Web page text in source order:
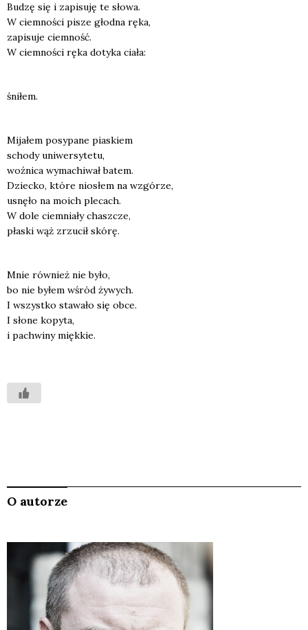
Budzę się i zapi­su­ję te sło­wa.
W ciem­no­ści pisze głod­na ręka,
zapi­su­je ciem­ność.
W ciem­no­ści ręka doty­ka cia­ła:
śni­łem.
Mija­łem posy­pa­ne pia­skiem
scho­dy uni­wer­sy­te­tu,
woź­ni­ca wyma­chi­wał batem.
Dziec­ko, któ­re nio­słem na wzgó­rze,
usnę­ło na moich ple­cach.
W dole ciem­nia­ły chasz­cze,
pła­ski wąż zrzu­cił skó­rę.
Mnie rów­nież nie było,
bo nie byłem wśród żywych.
I wszyst­ko sta­wa­ło się obce.
I sło­ne kopy­ta,
i pachwi­ny mięk­kie.
O autorze